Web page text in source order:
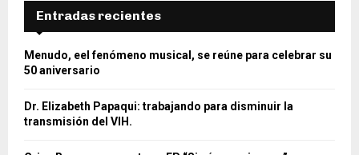
Entradas recientes
Menudo, eel fenómeno musical, se reúne para celebrar su
50 aniversario
Dr. Elizabeth Papaqui: trabajando para disminuir la
transmisión del VIH.